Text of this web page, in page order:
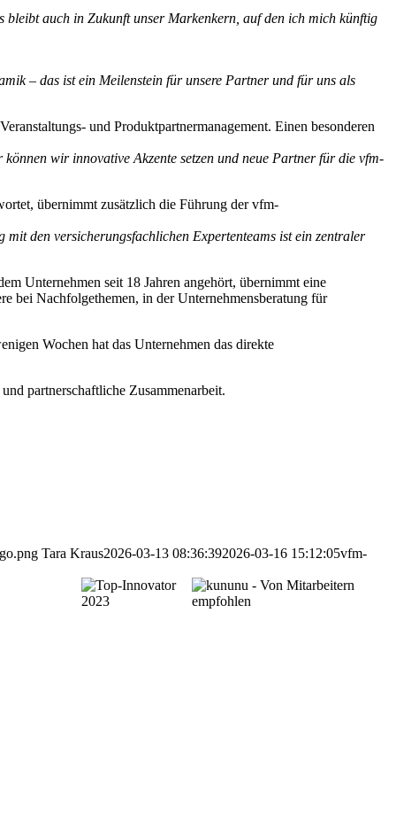
bleibt auch in Zukunft unser Markenkern, auf den ich mich künftig
– das ist ein Meilenstein für unsere Partner und für uns als
und Produktpartnermanagement. Einen besonderen
wir innovative Akzente setzen und neue Partner für die vfm-
übernimmt zusätzlich die Führung der vfm-
den versicherungsfachlichen Expertenteams ist ein zentraler
Unternehmen seit 18 Jahren angehört, übernimmt eine
bei Nachfolgethemen, in der Unternehmensberatung für
Wochen hat das Unternehmen das direkte
partnerschaftliche Zusammenarbeit.
Tara Kraus2026-03-13 08:36:392026-03-16 15:12:05vfm-